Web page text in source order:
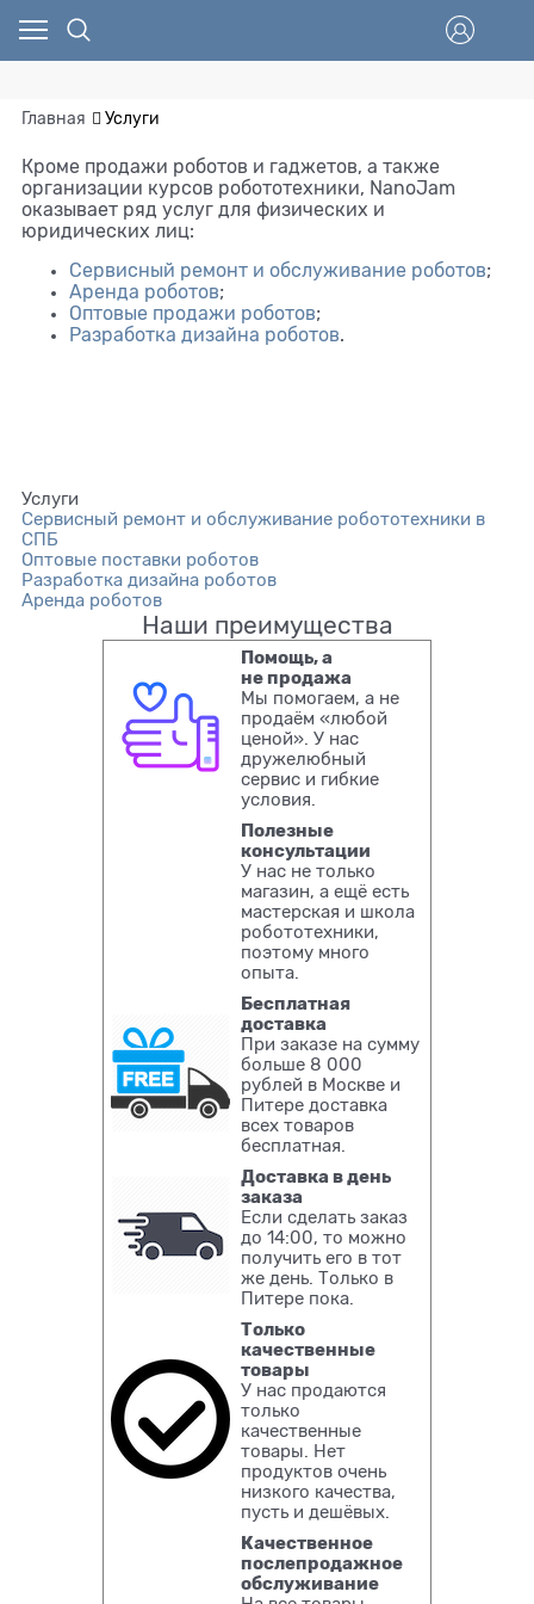
Главная Услуги
Кроме продажи роботов и гаджетов, а также
организации курсов робототехники, NanoJam
оказывает ряд услуг для физических и
юридических лиц:
Сервисный ремонт и обслуживание роботов;
Аренда роботов;
Оптовые продажи роботов;
Разработка дизайна роботов.
Услуги
Сервисный ремонт и обслуживание робототехники в
СПБ
Оптовые поставки роботов
Разработка дизайна роботов
Аренда роботов
Наши преимущества
Помощь, а
не продажа
Мы помогаем, а не
продаём «любой
ценой». У нас
дружелюбный
сервис и гибкие
условия.
Полезные
консультации
У нас не только
магазин, а ещё есть
мастерская и школа
робототехники,
поэтому много
опыта.
Бесплатная
доставка
При заказе на сумму
больше 8 000
рублей в Москве и
Питере доставка
всех товаров
бесплатная.
Доставка в день
заказа
Если сделать заказ
до 14:00, то можно
получить его в тот
же день. Только в
Питере пока.
Только
качественные
товары
У нас продаются
только
качественные
товары. Нет
продуктов очень
низкого качества,
пусть и дешёвых.
Качественное
послепродажное
обслуживание